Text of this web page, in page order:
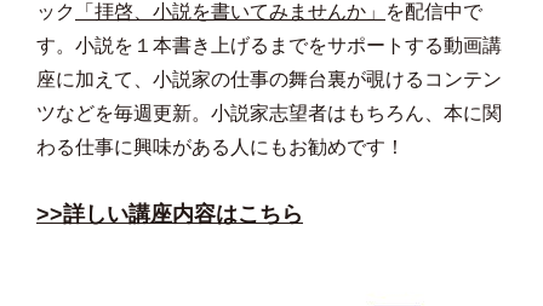
ック
「拝啓、小説を書いてみませんか」
を配信中で
す。小説を１本書き上げるまでをサポートする動画講
座に加えて、小説家の仕事の舞台裏が覗けるコンテン
ツなどを毎週更新。小説家志望者はもちろん、本に関
わる仕事に興味がある人にもお勧めです！
>>詳しい講座内容はこちら